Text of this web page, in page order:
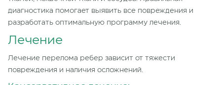
диагностика помогает выявить все повреждения и
разработать оптимальную программу лечения.
Лечение
Лечение перелома ребер зависит от тяжести
повреждения и наличия осложнений.